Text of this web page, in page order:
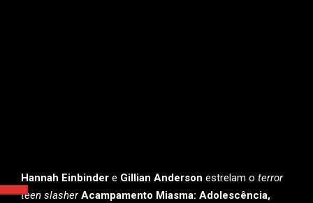
Hannah Einbinder e Gillian Anderson estrelam o terror
teen slasher Acampamento Miasma: Adolescência,